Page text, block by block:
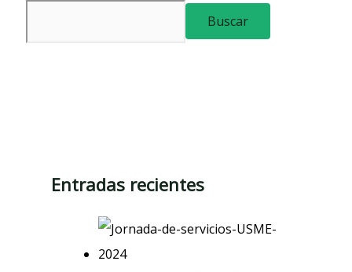
Buscar
Entradas recientes